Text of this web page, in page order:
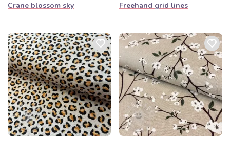
Crane blossom sky
Freehand grid lines